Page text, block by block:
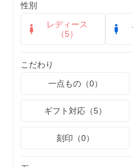
性別
レディース
（5）
こだわり
一点もの（0）
ギフト対応（5）
刻印（0）